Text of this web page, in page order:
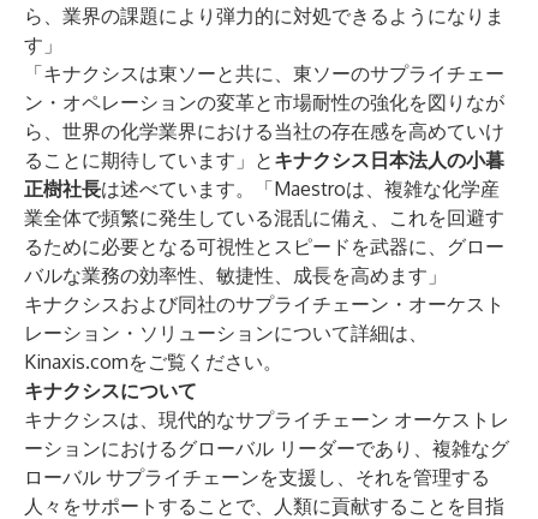
ら、業界の課題により弾力的に対処できるようになりま
す」
「キナクシスは東ソーと共に、東ソーのサプライチェー
ン・オペレーションの変革と市場耐性の強化を図りなが
ら、世界の化学業界における当社の存在感を高めていけ
ることに期待しています」と キナクシス日本法人の小暮
正樹社長は述べています。「Maestroは、複雑な化学産
業全体で頻繁に発生している混乱に備え、これを回避す
るために必要となる可視性とスピードを武器に、グロー
バルな業務の効率性、敏捷性、成長を高めます」
キナクシスおよび同社のサプライチェーン・オーケスト
レーション・ソリューションについて詳細は、
Kinaxis.comをご覧ください。
キナクシスについて
キナクシスは、現代的なサプライチェーン オーケストレ
ーションにおけるグローバル リーダーであり、複雑なグ
ローバル サプライチェーンを支援し、それを管理する
人々をサポートすることで、人類に貢献することを目指